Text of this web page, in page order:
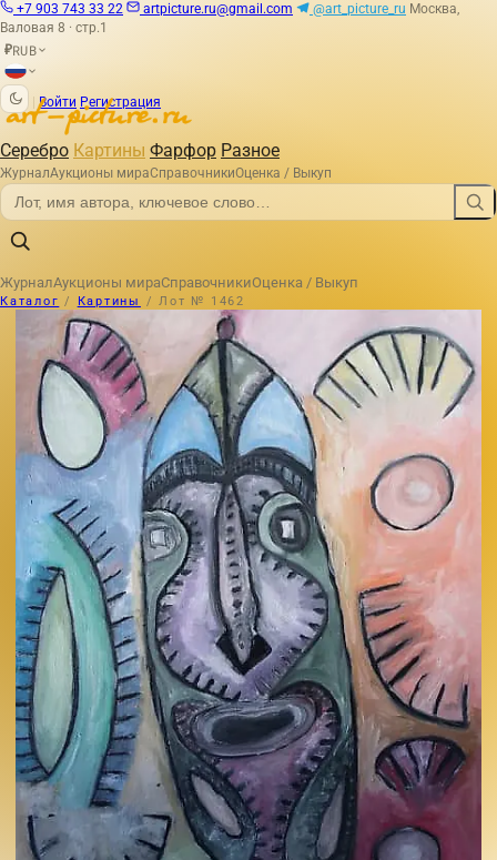
+7 903 743 33 22 artpicture.ru@gmail.com @art_picture_ru Москва,
Валовая 8 · стр.1
₽RUB
Войти Регистрация
Серебро Картины Фарфор Разное
ЖурналАукционы мираСправочникиОценка / Выкуп
ЖурналАукционы мираСправочникиОценка / Выкуп
Каталог / Картины / Лот № 1462